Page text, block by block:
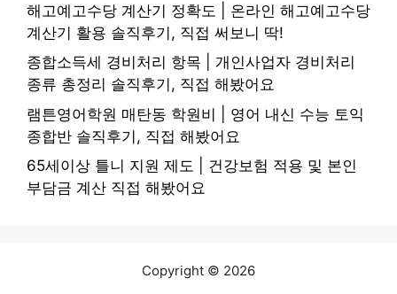
해고예고수당 계산기 정확도 | 온라인 해고예고수당
계산기 활용 솔직후기, 직접 써보니 딱!
종합소득세 경비처리 항목 | 개인사업자 경비처리
종류 총정리 솔직후기, 직접 해봤어요
램튼영어학원 매탄동 학원비 | 영어 내신 수능 토익
종합반 솔직후기, 직접 해봤어요
65세이상 틀니 지원 제도 | 건강보험 적용 및 본인
부담금 계산 직접 해봤어요
Copyright © 2026